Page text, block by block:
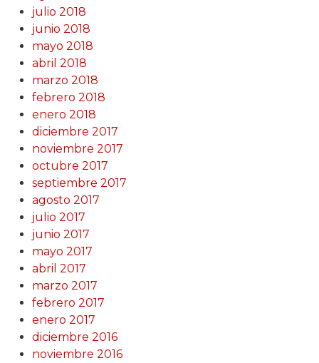
julio 2018
junio 2018
mayo 2018
abril 2018
marzo 2018
febrero 2018
enero 2018
diciembre 2017
noviembre 2017
octubre 2017
septiembre 2017
agosto 2017
julio 2017
junio 2017
mayo 2017
abril 2017
marzo 2017
febrero 2017
enero 2017
diciembre 2016
noviembre 2016